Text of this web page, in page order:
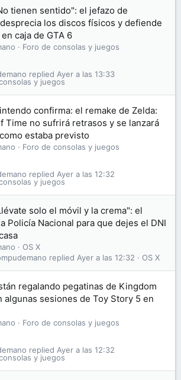
tienen sentido": el jefazo de
los discos físicos y defiende
caja de GTA 6
Foro de consolas y juegos
y juegos
Ayer a las 13:33
confirma: el remake de Zelda:
Time no sufrirá retrasos y se lanzará
estaba previsto
Foro de consolas y juegos
y juegos
Ayer a las 12:32
solo el móvil y la crema": el
Policía Nacional para que dejes el DNI
OS X
OS X
Ayer a las 12:32
regalando pegatinas de Kingdom
algunas sesiones de Toy Story 5 en
Foro de consolas y juegos
y juegos
Ayer a las 12:32